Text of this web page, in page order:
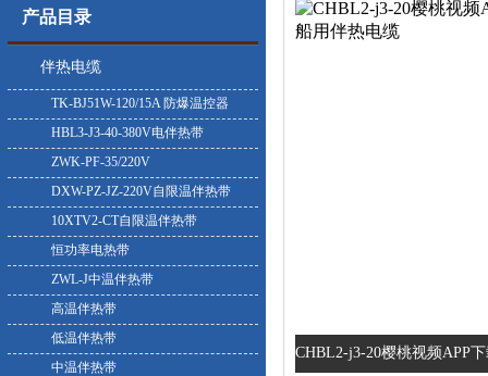
产品目录
伴热电缆
TK-BJ51W-120/15A 防爆温控器
HBL3-J3-40-380V电伴热带
ZWK-PF-35/220V
DXW-PZ-JZ-220V自限温伴热带
10XTV2-CT自限温伴热带
恒功率电热带
ZWL-J中温伴热带
高温伴热带
低温伴热带
中温伴热带
CHBL2-j3-20樱桃视频APP下